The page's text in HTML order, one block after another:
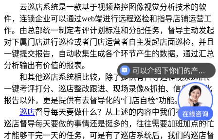
云巡店系统是一款基于视频监控图像视觉分析技术的软
件，连锁企业可以通过web端进行远程巡检和指导店铺运营工
作。由总部统一制定考评计划标准和分配任务，督导主动发起
对下属门店进行巡检或者门店运营者自主发起店面巡检，并且
一键提交报告，自动收集生成各个环节产生的数据，通过汇总
分析输出有价值的报表。
和其他巡店系统相比较，除了提供有督导远程视频巡店、
一键考评打分、巡店整改跟进、现场录像&抓拍、信息数据化
报告以外，更是提供有去督导化的“门店自检”功能。
巡店督导每天要做什么？从上述的内容中我们不难发现，
巡店督导每天要做的事情还是挺多的，往往需要加班加点的忙
才能够干完一天的任务，可是有了巡店系统后，我们的巡店督
可以介绍下你们的产品么？